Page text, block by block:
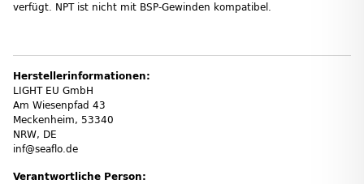
verfügt. NPT ist nicht mit BSP-Gewinden kompatibel.
Herstellerinformationen:
LIGHT EU GmbH
Am Wiesenpfad 43
Meckenheim, 53340
NRW, DE
inf@seaflo.de
Verantwortliche Person: